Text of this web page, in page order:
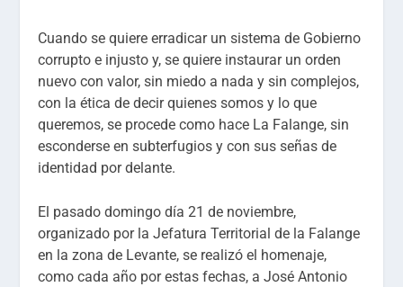
Cuando se quiere erradicar un sistema de Gobierno
corrupto e injusto y, se quiere instaurar un orden
nuevo con valor, sin miedo a nada y sin complejos,
con la ética de decir quienes somos y lo que
queremos, se procede como hace La Falange, sin
esconderse en subterfugios y con sus señas de
identidad por delante.
El pasado domingo día 21 de noviembre,
organizado por la Jefatura Territorial de la Falange
en la zona de Levante, se realizó el homenaje,
como cada año por estas fechas, a José Antonio